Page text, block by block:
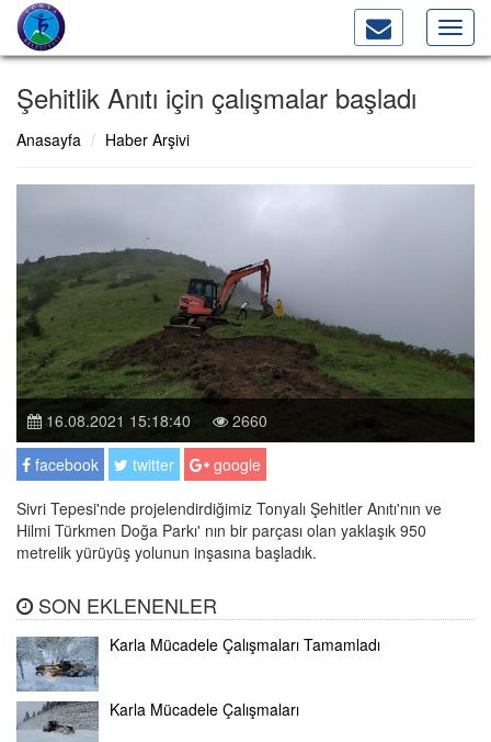
Şehitlik Anıtı için çalışmalar başladı
Anasayfa Haber Arşivi
16.08.2021 15:18:40
2660
facebook
twitter
google
Sivri Tepesi'nde projelendirdiğimiz Tonyalı Şehitler Anıtı'nın ve
Hilmi Türkmen Doğa Parkı' nın bir parçası olan yaklaşık 950
metrelik yürüyüş yolunun inşasına başladık.
SON EKLENENLER
Karla Mücadele Çalışmaları Tamamladı
Karla Mücadele Çalışmaları